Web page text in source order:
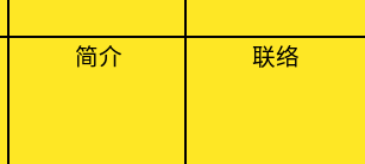
简介 联络